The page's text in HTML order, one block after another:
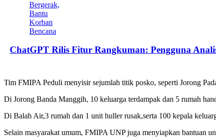
ChatGPT Rilis Fitur Rangkuman: Pengguna
Tim FMIPA Peduli menyisir ⁤sejumlah titik posko, seperti Jorong
Di Jorong Banda Manggih, 10 keluarga terdampak dan 5 rumah
Di Balah Air,3 rumah dan 1 unit huller rusak,serta 100​ kepala
Selain masyarakat umum, FMIPA UNP juga menyiapkan bantuan